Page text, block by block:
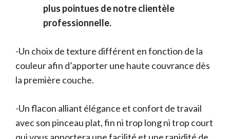
plus pointues de notre clientèle
professionnelle.
-Un choix de texture différent en fonction de la
couleur afin d’apporter une haute couvrance dès
la première couche.
-Un flacon alliant élégance et confort de travail
avec son pinceau plat, fin ni trop long ni trop court